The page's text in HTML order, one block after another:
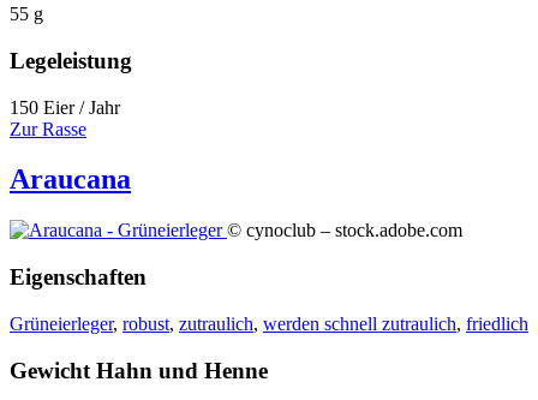
55 g
Legeleistung
150 Eier / Jahr
Zur Rasse
Araucana
© cynoclub – stock.adobe.com
Eigenschaften
Grüneierleger, robust, zutraulich, werden schnell zutraulich, friedlich
Gewicht Hahn und Henne